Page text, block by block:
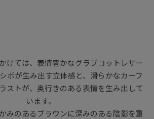
けては、表情豊かなグラブコットレザー
ボが生み出す立体感と、滑らかなカーフ
ストが、奥行きのある表情を生み出して
います。
みのあるブラウンに深みのある陰影を重